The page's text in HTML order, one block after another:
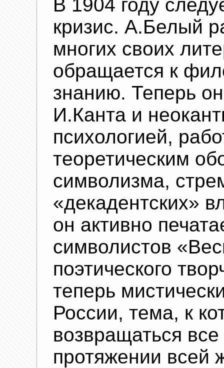
В 1904 году
кризис. А.Белый
многих своих
обращается к
знанию. Теперь
И.Канта и
психологией,
теоретическим
символизма,
«декадентских»
он активно
символистов
поэтического
теперь
России, тема, к
возвращаться
протяжении всей